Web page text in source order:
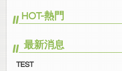
HOT-熱門
最新消息
TEST